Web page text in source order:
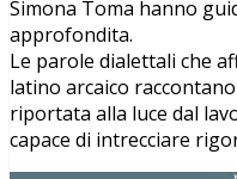
Simona Toma hanno
approfondita.
Le parole dialettali che
latino arcaico
riportata alla luce dal
capace di intrecciare